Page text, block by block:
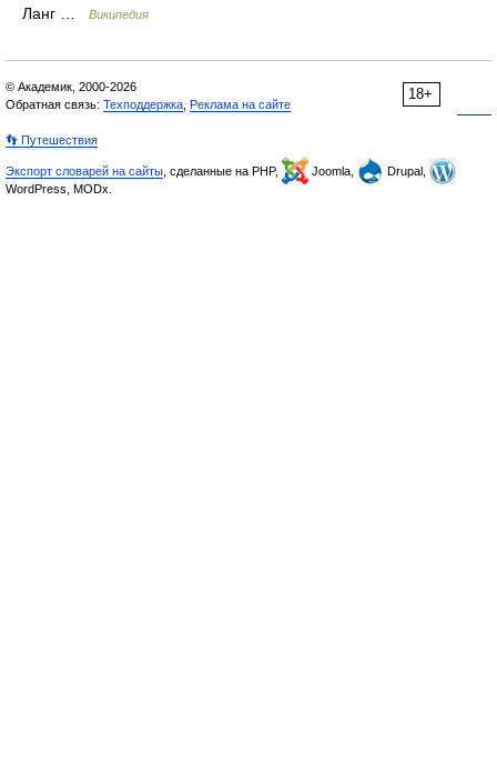
Ланг …
Википедия
18+
© Академик, 2000-2026
Обратная связь: Техподдержка Реклама на сайте
👣 Путешествия
Экспорт словарей на сайты , сделанные на PHP, Joomla,
Drupal,
WordPress, MODx.